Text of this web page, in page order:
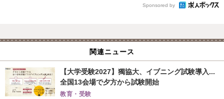
Sponsored by
関連ニュース
【大学受験2027】獨協大、イブニング試験導入...
全国13会場で夕方から試験開始
教育・受験